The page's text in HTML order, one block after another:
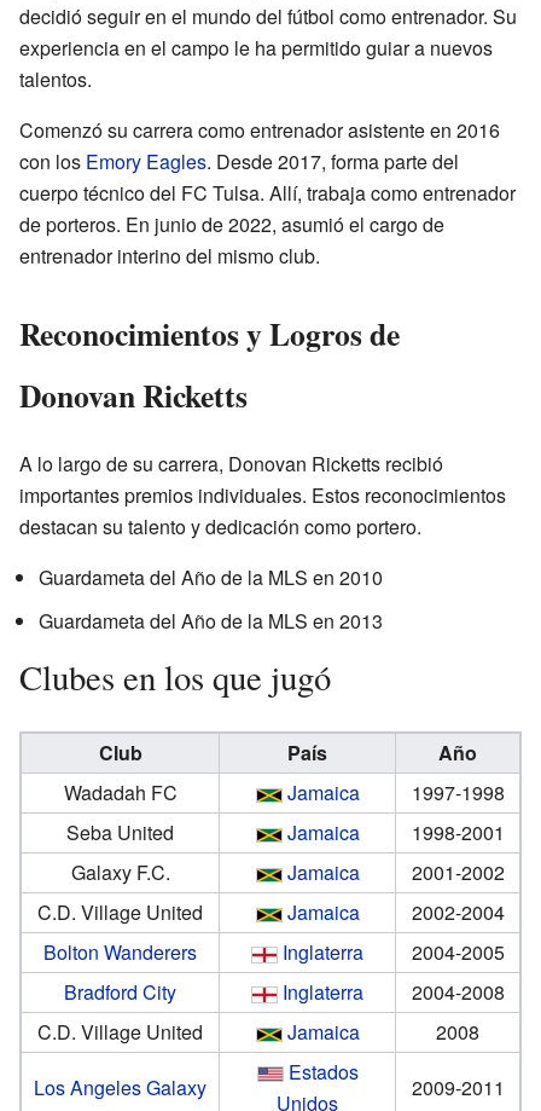
decidió seguir en el mundo del fútbol como entrenador. Su
experiencia en el campo le ha permitido guiar a nuevos
talentos.
Comenzó su carrera como entrenador asistente en 2016
con los Emory Eagles. Desde 2017, forma parte del
cuerpo técnico del FC Tulsa. Allí, trabaja como entrenador
de porteros. En junio de 2022, asumió el cargo de
entrenador interino del mismo club.
Reconocimientos y Logros de
Donovan Ricketts
A lo largo de su carrera, Donovan Ricketts recibió
importantes premios individuales. Estos reconocimientos
destacan su talento y dedicación como portero.
Guardameta del Año de la MLS en 2010
Guardameta del Año de la MLS en 2013
Clubes en los que jugó
Club País
Año
Wadadah FC
Jamaica
1997-1998
Seba United
Jamaica
1998-2001
Galaxy F.C.
Jamaica
2001-2002
C.D. Village United
Jamaica
2002-2004
Bolton Wanderers
Inglaterra
2004-2005
Bradford City
Inglaterra
2004-2008
C.D. Village United
Jamaica
2008
Los Angeles Galaxy
Estados
Unidos
2009-2011